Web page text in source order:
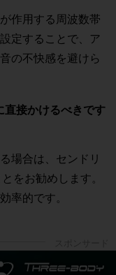
作用する周波数帯
定することで、ア
の不快感を避けら
直接かけるべきです
場合は、センドリ
をお勧めします。
率的です。